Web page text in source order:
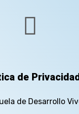
de
de Desarrollo